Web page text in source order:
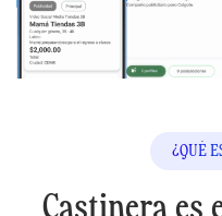
¿QUÉ